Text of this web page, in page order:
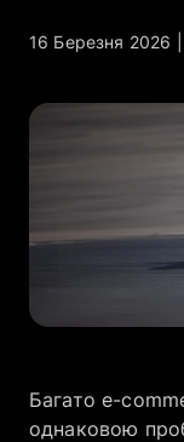
16 Березня 2026
Багато e-
однаковою